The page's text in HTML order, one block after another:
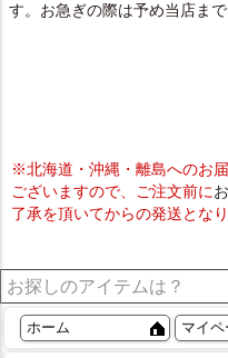
す。お急ぎの際は予め当店まで
※北海道・沖縄・離島へのお
ございますので、ご注文前に
了承を頂いてからの発送となり
ホーム マイペ